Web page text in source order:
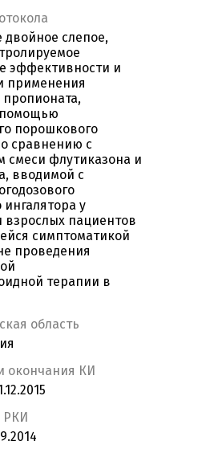
двойное слепое,
эффективности и
применения
помощью
порошкового
сравнению с
смеси флутиказона и
вводимой с
у
взрослых пациентов
симптоматикой
проведения
терапии в
область
окончания КИ
РКИ